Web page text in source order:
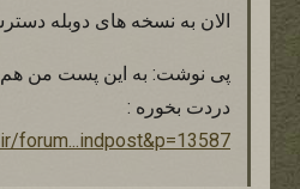
الان به نسخه های دوبله
پی نوشت: به این پست من هم
دردت بخوره :
forum...indpost&p=13587